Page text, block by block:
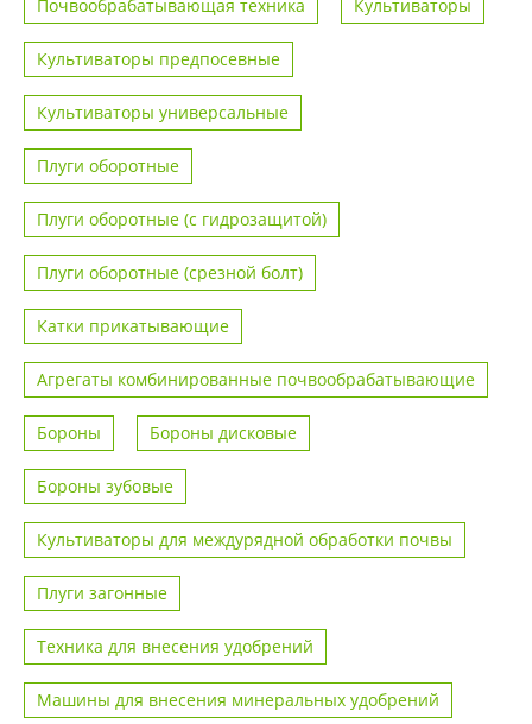
Почвообрабатывающая техника Культиваторы
Культиваторы предпосевные
Культиваторы универсальные
Плуги оборотные
Плуги оборотные (с гидрозащитой)
Плуги оборотные (срезной болт)
Катки прикатывающие
Агрегаты комбинированные почвообрабатывающие
Бороны Бороны дисковые
Бороны зубовые
Культиваторы для междурядной обработки почвы
Плуги загонные
Техника для внесения удобрений
Машины для внесения минеральных удобрений